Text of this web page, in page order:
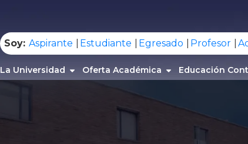
Soy: Aspirante Estudiante Egresado Profesor
La Universidad Oferta Académica Educación